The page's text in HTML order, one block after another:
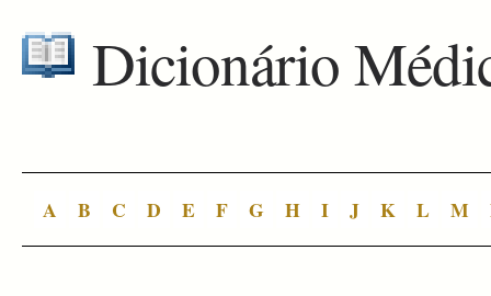
Dicionário
A B C D E F G H I J K L M